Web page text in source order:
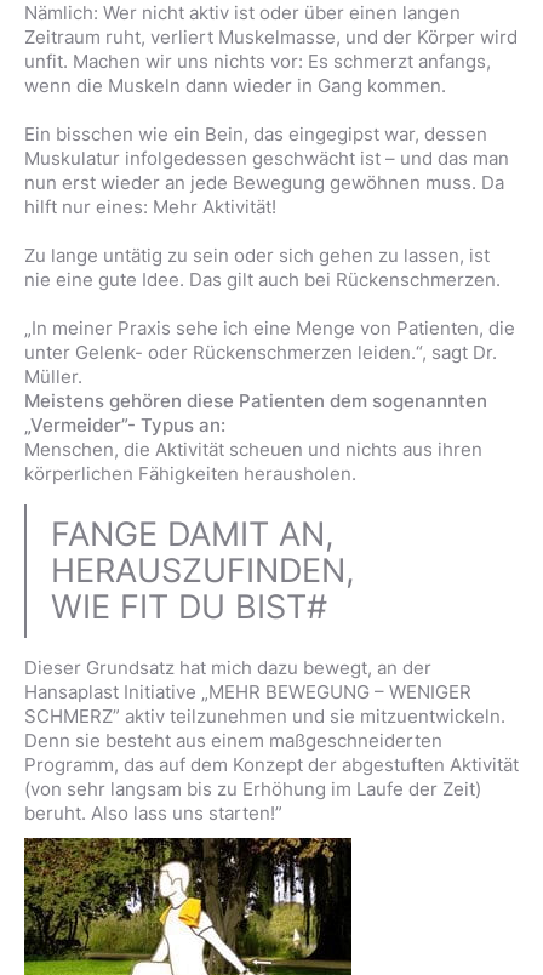
Nämlich: Wer nicht aktiv ist oder über einen langen
Zeitraum ruht, verliert Muskelmasse, und der Körper wird
unfit. Machen wir uns nichts vor: Es schmerzt anfangs,
wenn die Muskeln dann wieder in Gang kommen.
Ein bisschen wie ein Bein, das eingegipst war, dessen
Muskulatur infolgedessen geschwächt ist – und das man
nun erst wieder an jede Bewegung gewöhnen muss. Da
hilft nur eines: Mehr Aktivität!
Zu lange untätig zu sein oder sich gehen zu lassen, ist
nie eine gute Idee. Das gilt auch bei Rückenschmerzen.
„In meiner Praxis sehe ich eine Menge von Patienten, die
unter Gelenk- oder Rückenschmerzen leiden.“, sagt Dr.
Müller.
Meistens gehören diese Patienten dem sogenannten
„Vermeider”- Typus an:
Menschen, die Aktivität scheuen und nichts aus ihren
körperlichen Fähigkeiten herausholen.
FANGE DAMIT AN,
HERAUSZUFINDEN,
WIE FIT DU BIST#
Dieser Grundsatz hat mich dazu bewegt, an der
Hansaplast Initiative „MEHR BEWEGUNG – WENIGER
SCHMERZ” aktiv teilzunehmen und sie mitzuentwickeln.
Denn sie besteht aus einem maßgeschneiderten
Programm, das auf dem Konzept der abgestuften Aktivität
(von sehr langsam bis zu Erhöhung im Laufe der Zeit)
beruht. Also lass uns starten!”